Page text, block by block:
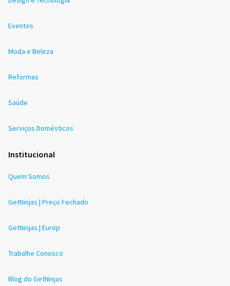
Eventos
Moda e Beleza
Reformas
Saúde
Serviços Domésticos
Institucional
Quem Somos
GetNinjas | Preço Fechado
GetNinjas | Europ
Trabalhe Conosco
Blog do GetNinjas